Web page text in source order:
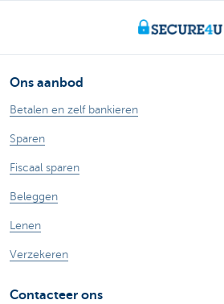
Ons aanbod
Betalen en zelf bankieren
Sparen
Fiscaal sparen
Beleggen
Lenen
Verzekeren
Contacteer ons